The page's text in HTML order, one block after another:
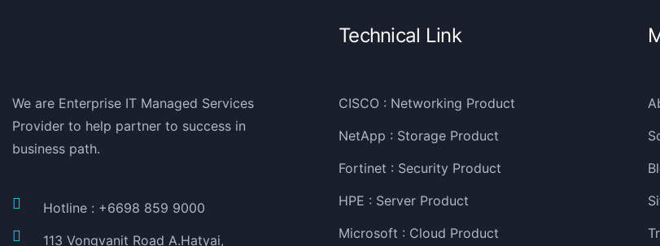
We are Enterprise IT Managed Services
Provider to help partner to success in
business path.
Hotline : +6698 859 9000
113 Vongvanit Road A.Hatyai,
Technical Link
CISCO : Networking Product
NetApp : Storage Product
Fortinet : Security Product
HPE : Server Product
Microsoft : Cloud Product